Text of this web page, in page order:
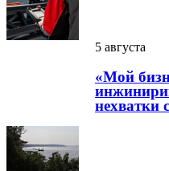
5 августа
«Мой
нехватки